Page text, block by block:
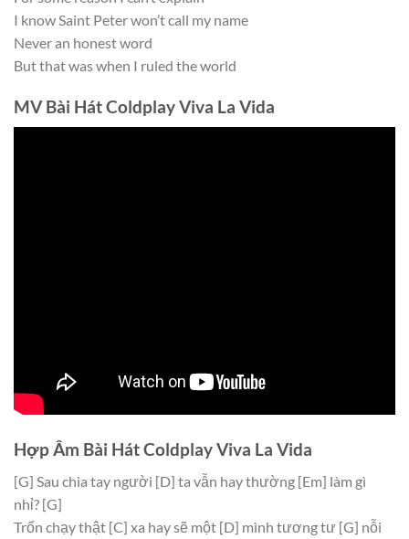
I know Saint Peter won’t call my name
Never an honest word
But that was when I ruled the world
MV Bài Hát Coldplay Viva La Vida
Hợp Âm Bài Hát Coldplay Viva La Vida
[G] Sau chia tay người [D] ta vẫn hay thường [Em] làm gì
nhỉ? [G]
Trốn chạy thật [C] xa hay sẽ một [D] mình tương tư [G] nỗi